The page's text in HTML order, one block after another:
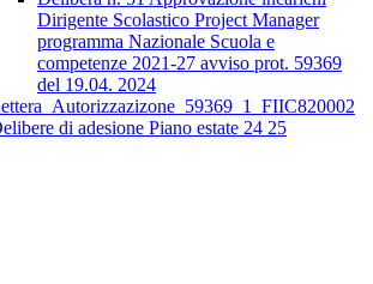
Dirigente Scolastico Project Manager
programma Nazionale Scuola e
competenze 2021-27 avviso prot. 59369
del 19.04. 2024
di adesione Piano estate 24 25